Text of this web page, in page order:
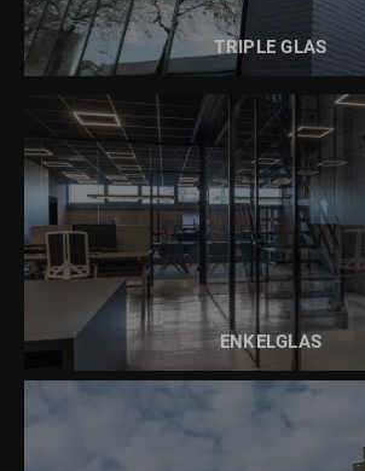
TRIPLE GLAS
ENKELGLAS
LEES MEER OVER
ENKEL GLAS